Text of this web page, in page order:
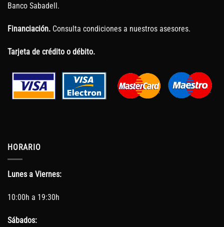
Banco Sabadell.
Financiación. Consulta condiciones a nuestros asesores.
Tarjeta de crédito o débito.
HORARIO
Lunes a Viernes:
10:00h a 19:30h
Sábados: